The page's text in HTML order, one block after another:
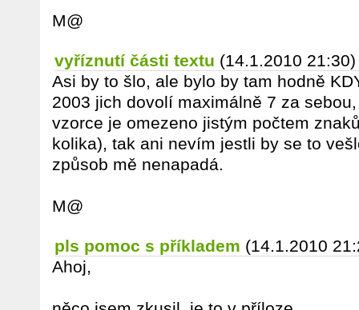
M@
vyříznutí části textu (14.1.2010 21:30)
Asi by to šlo, ale bylo by tam hodně
2003 jich dovolí maximálně 7 za
vzorce je omezeno jistým počtem
kolika), tak ani nevím jestli by se to
způsob mě nenapadá.
M@
pls pomoc s příkladem (14.1.2010
Ahoj,